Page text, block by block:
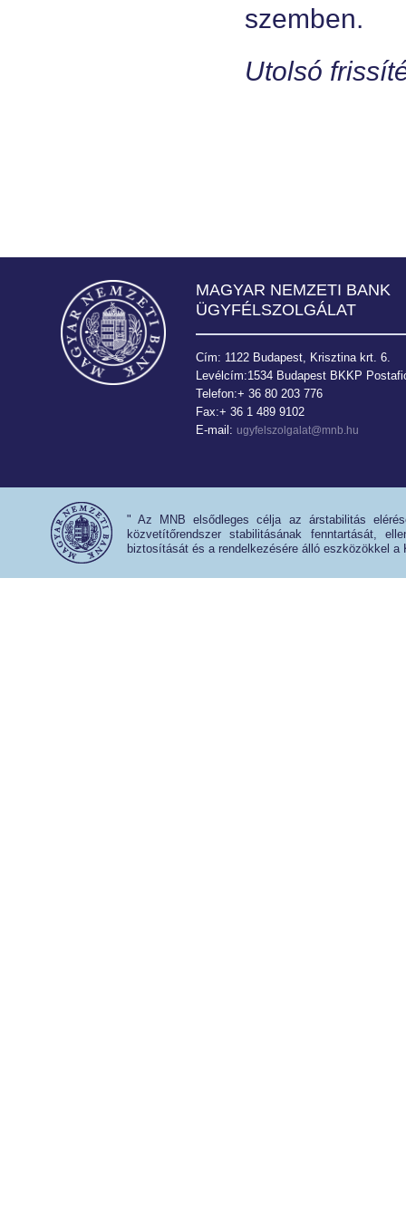
szemben.
Utolsó
MAGYAR NEMZETI BANK
ÜGYFÉLSZOLGÁLAT
Cím: 1122 Budapest, Krisztina krt. 6.
Levélcím:1534 Budapest BKKP
Telefon:+ 36 80 203 776
Fax:+ 36 1 489 9102
E-mail: ugyfelszolgalat@mnb.hu
" Az MNB elsődleges célja az árstabilitás
közvetítőrendszer stabilitásának fenntartását,
biztosítását és a rendelkezésére álló eszközökkel a